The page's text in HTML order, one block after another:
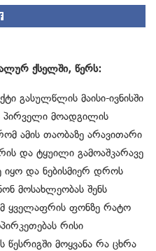
ქსელში, წერს:
გასულწლის მაისი-ივნისში
პირველი მოადგილის
ამის თაობაზე არავითარი
და ტყუილი გამოაშკარავე
იყო და ნებისმიერ დროს
მოსახლეობას შენს
ყველაფრის ფონზე რატო
რისი
წესრიგში მოყვანა რა ცხრა